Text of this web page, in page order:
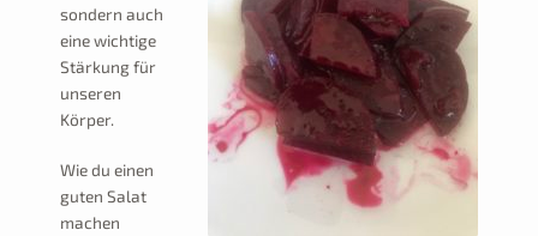
sondern auch
eine wichtige
Stärkung für
unseren
Körper.
Wie du einen
guten Salat
machen